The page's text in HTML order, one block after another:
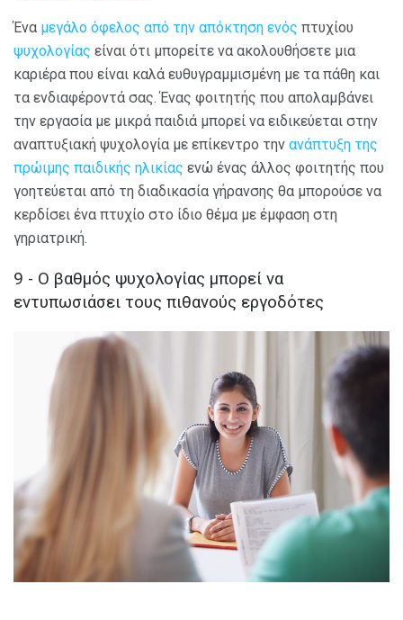
Ένα μεγάλο όφελος από την απόκτηση ενός πτυχίου
ψυχολογίας είναι ότι μπορείτε να ακολουθήσετε μια
καριέρα που είναι καλά ευθυγραμμισμένη με τα πάθη και
τα ενδιαφέροντά σας. Ένας φοιτητής που απολαμβάνει
την εργασία με μικρά παιδιά μπορεί να ειδικεύεται στην
αναπτυξιακή ψυχολογία με επίκεντρο την ανάπτυξη της
πρώιμης παιδικής ηλικίας ενώ ένας άλλος φοιτητής που
γοητεύεται από τη διαδικασία γήρανσης θα μπορούσε να
κερδίσει ένα πτυχίο στο ίδιο θέμα με έμφαση στη
γηριατρική.
9 - Ο βαθμός ψυχολογίας μπορεί να
εντυπωσιάσει τους πιθανούς εργοδότες